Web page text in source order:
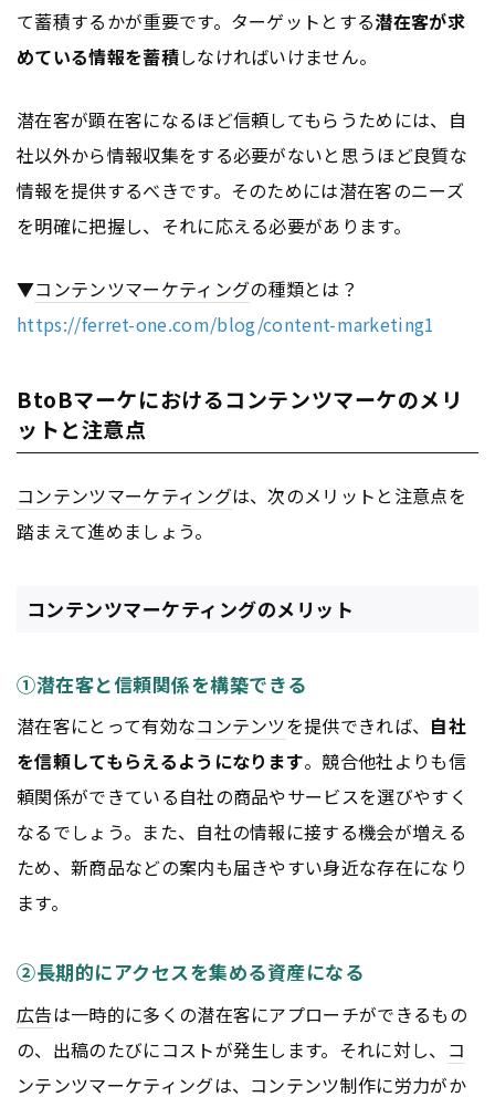
て蓄積するかが重要です。ターゲットとする潜在客が求
めている情報を蓄積しなければいけません。
潜在客が顕在客になるほど信頼してもらうためには、自
社以外から情報収集をする必要がないと思うほど良質な
情報を提供するべきです。そのためには潜在客のニーズ
を明確に把握し、それに応える必要があります。
▼コンテンツマーケティングの種類とは？
https://ferret-one.com/blog/content-marketing1
BtoBマーケにおけるコンテンツマーケのメリ
ットと注意点
コンテンツマーケティングは、次のメリットと注意点を
踏まえて進めましょう。
コンテンツマーケティングのメリット
①潜在客と信頼関係を構築できる
潜在客にとって有効なコンテンツを提供できれば、 自社
を信頼してもらえるようになります。競合他社よりも信
頼関係ができている自社の商品やサービスを選びやすく
なるでしょう。また、自社の情報に接する機会が増える
ため、新商品などの案内も届きやすい身近な存在になり
ます。
②長期的にアクセスを集める資産になる
広告は一時的に多くの潜在客にアプローチができるもの
の、出稿のたびにコストが発生します。それに対し、 コ
ンテンツマーケティングは、 コンテンツ制作に労力がか